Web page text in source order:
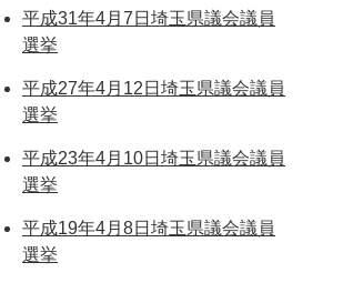
平成31年4月7日埼玉県議会議員
選挙
平成27年4月12日埼玉県議会議員
選挙
平成23年4月10日埼玉県議会議員
選挙
平成19年4月8日埼玉県議会議員
選挙